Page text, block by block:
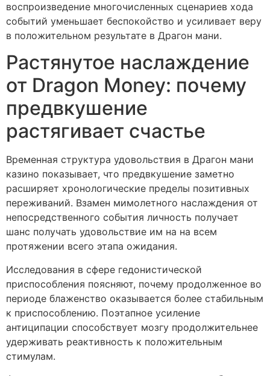
воспроизведение многочисленных сценариев хода
событий уменьшает беспокойство и усиливает веру
в положительном результате в Драгон мани.
Растянутое наслаждение
от Dragon Money: почему
предвкушение
растягивает счастье
Временная структура удовольствия в Драгон мани
казино показывает, что предвкушение заметно
расширяет хронологические пределы позитивных
переживаний. Взамен мимолетного наслаждения от
непосредственного события личность получает
шанс получать удовольствие им на на всем
протяжении всего этапа ожидания.
Исследования в сфере гедонистической
приспособления поясняют, почему продолженное во
периоде блаженство оказывается более стабильным
к приспособлению. Поэтапное усиление
антиципации способствует мозгу продолжительнее
удерживать реактивность к положительным
стимулам.